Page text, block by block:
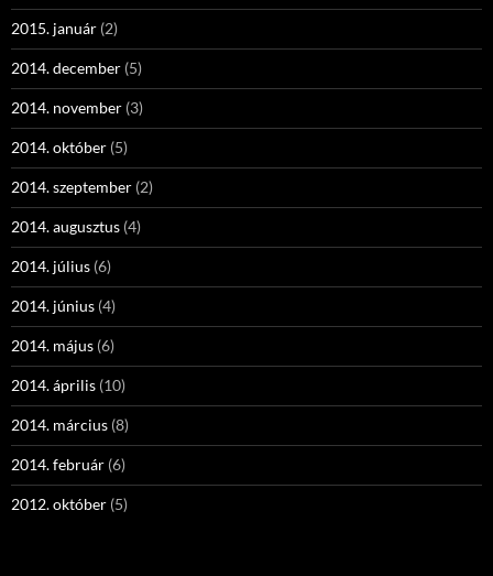
2015. január (2)
2014. december (5)
2014. november (3)
2014. október (5)
2014. szeptember (2)
2014. augusztus (4)
2014. július (6)
2014. június (4)
2014. május (6)
2014. április (10)
2014. március (8)
2014. február (6)
2012. október (5)